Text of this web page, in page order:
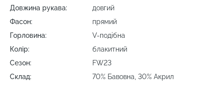
Довжина рукава:
довгий
Фасон:
прямий
Горловина:
V-подібна
Колір:
блакитний
Сезон:
FW23
Склад:
70% Бавовна, 30% Акрил